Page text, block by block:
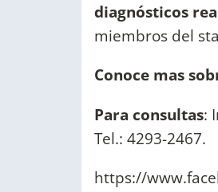
diagnósticos
miembros del
Conoce mas
Para consultas:
Tel.: 4293-2467.
https://